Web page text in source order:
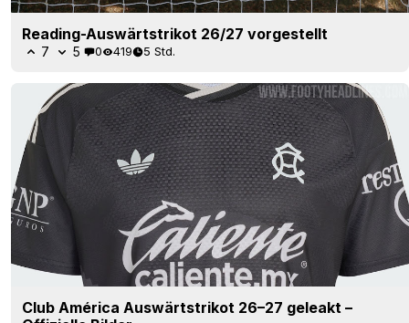
Reading-Auswärtstrikot 26/27 vorgestellt
7 5 0 419 5 Std.
Club América Auswärtstrikot 26–27 geleakt –